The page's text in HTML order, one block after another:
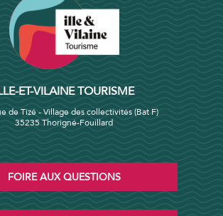
ET-VILAINE TOURISME
de Tizé - Village des collectivités (Bat F)
35235 Thorigné-Fouillard
FOIRE AUX QUESTIONS